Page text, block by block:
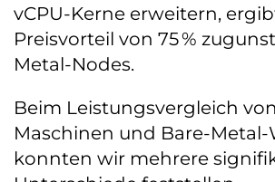
vCPU-Kerne erweitern,
Preisvorteil von 75 %
Metal-Nodes.
Beim Leistungsvergleich
Maschinen und Bare-Metal-
konnten wir mehrere